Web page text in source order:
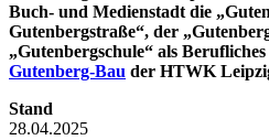
Buch- und Medienstadt die
Gutenbergstraße“, der
„Gutenbergschule“ als
Gutenberg-Bau der HTWK
Stand
28.04.2025